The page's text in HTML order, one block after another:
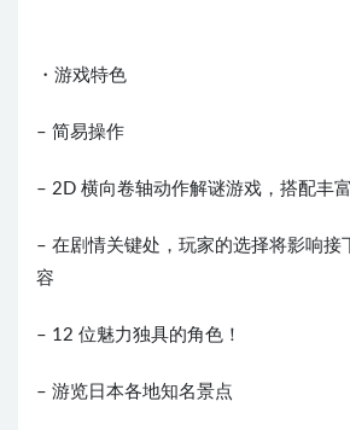
・游戏特色
– 简易操作
– 2D 横向卷轴动作解谜游戏，搭配丰
– 在剧情关键处，玩家的选择将影响接
容
– 12 位魅力独具的角色！
– 游览日本各地知名景点